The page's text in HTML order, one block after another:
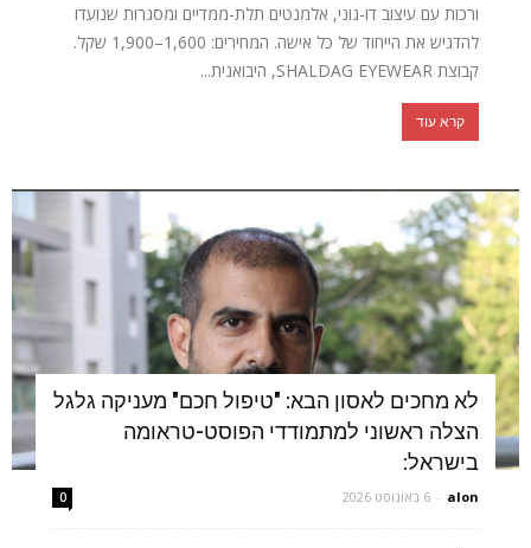
ורכות עם עיצוב דו-גוני, אלמנטים תלת-ממדיים ומסגרות שנועדו
להדגיש את הייחוד של כל אישה. המחירים: 1,600–1,900 שקל.
קבוצת SHALDAG EYEWEAR, היבואנית...
קרא עוד
לא מחכים לאסון הבא: "טיפול חכם" מעניקה גלגל
הצלה ראשוני למתמודדי הפוסט-טראומה
בישראל:
alon
- 6 באוגוסט 2026 0